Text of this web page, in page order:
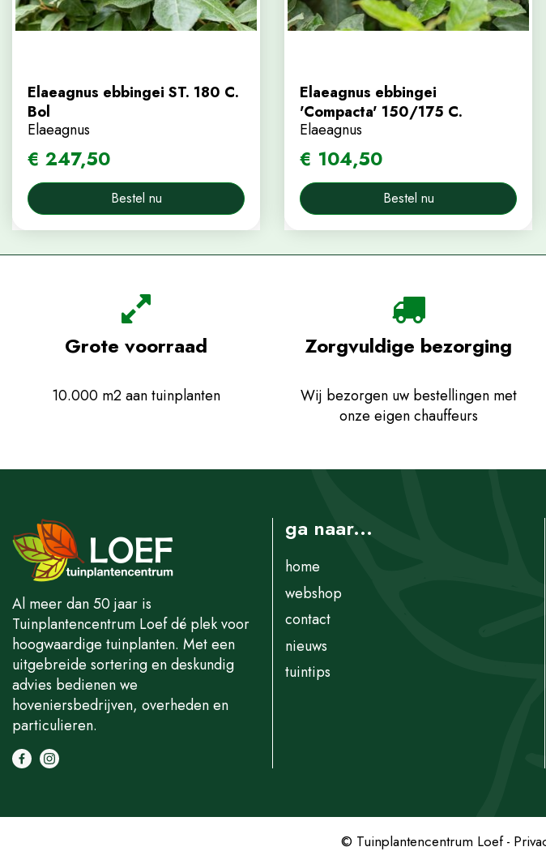
Elaeagnus ebbingei 'Compacta' 100/125
Elaeagnus ebbingei ST. 180 C.
Bol
Elaeagnus
€ 247,50
Bestel nu
Elaeagnus ebbingei
'Compacta' 150/175 C.
Elaeagnus
€ 104,50
Bestel nu
Grote voorraad
10.000 m2 aan tuinplanten
Zorgvuldige bezorging
Wij bezorgen uw bestellingen met
onze eigen chauffeurs
Al meer dan 50 jaar is
Tuinplantencentrum Loef dé plek voor
hoogwaardige tuinplanten. Met een
uitgebreide sortering en deskundig
advies bedienen we
hoveniersbedrijven, overheden en
particulieren.
ga naar...
home
webshop
contact
nieuws
tuintips
© Tuinplantencentrum Loef